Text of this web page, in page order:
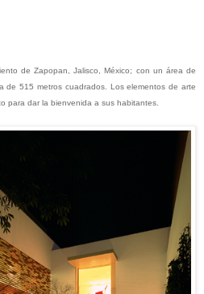
de Zapopan, Jalisco, México; con un área de
de 515 metros cuadrados. Los elementos de arte
para dar la bienvenida a sus habitantes.